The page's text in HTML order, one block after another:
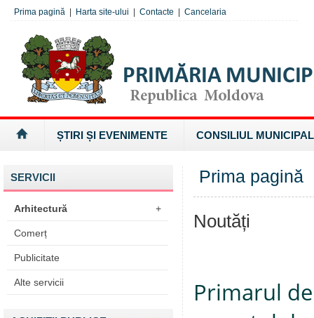
Prima pagină Harta site-ului Contacte Cancelaria
ȘTIRI ȘI EVENIMENTE CONSILIUL MUNICIPAL
SERVICII
Arhitectură +
Comerț
Publicitate
Alte servicii
Prima pagină
Noutăți
Primarul